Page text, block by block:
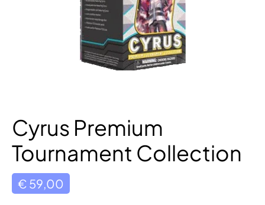
Cyrus Premium
Tournament Collection
€ 59,00